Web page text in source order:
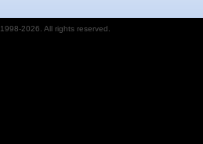
1998-2026. All rights reserved.